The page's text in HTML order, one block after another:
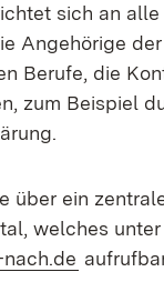
sich an alle
Angehörige der
Berufe, die
zum Beispiel
über ein
welches unter
(Öffnet